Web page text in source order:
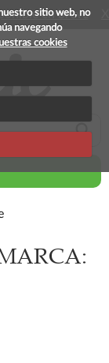
sitio web, no
navegando
cookies
en breve
search